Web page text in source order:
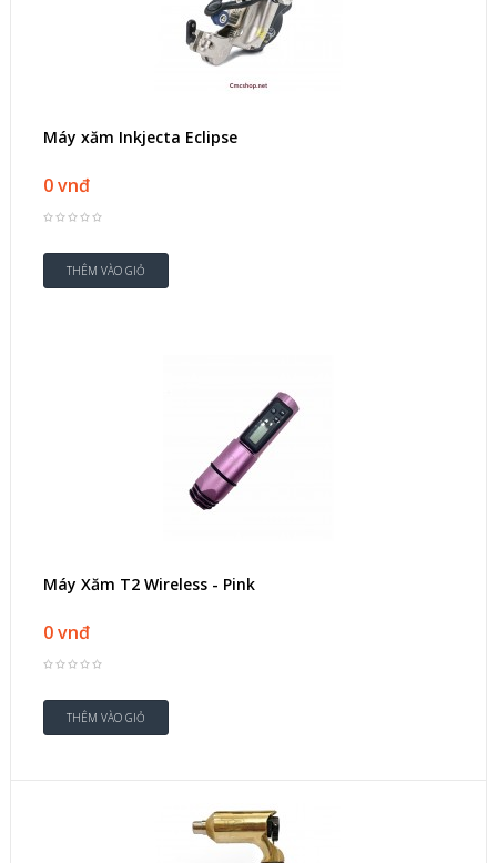
Máy xăm Inkjecta Eclipse
0 vnđ
Máy Xăm T2 Wireless - Pink
0 vnđ